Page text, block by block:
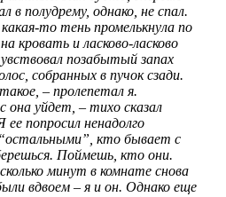
в полудрему, однако, не спал.
то тень промелькнула по
кровать и ласково-ласково
позабытый запах
собранных в пучок сзади.
– пролепетал я.
она уйдет, – тихо сказал
попросил ненадолго
кто бывает с
Поймешь, кто они.
минут в комнате снова
вдвоем – я и он. Однако еще